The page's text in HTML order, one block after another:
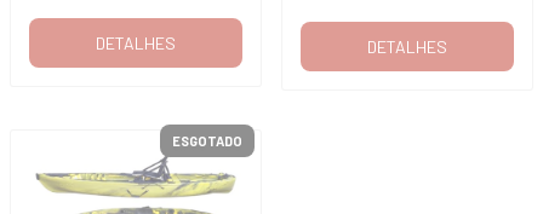
DETALHES DETALHES
ESGOTADO